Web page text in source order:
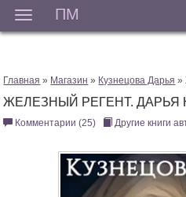
ПМ
Главная » Магазин » Кузнецова Дарья »
ЖЕЛЕЗНЫЙ РЕГЕНТ. ДАРЬЯ
Комментарии (25) Другие книги